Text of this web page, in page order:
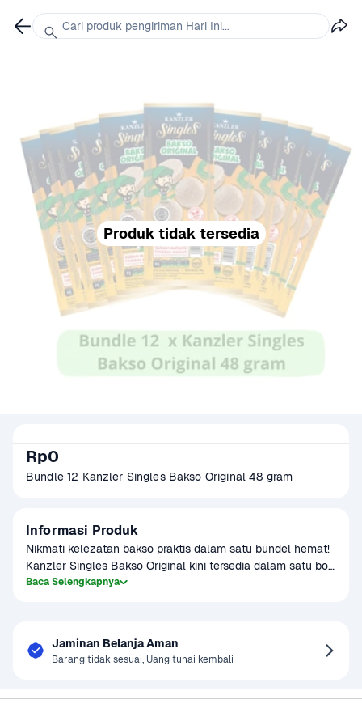
Produk tidak tersedia
Rp0
Bundle 12 Kanzler Singles Bakso Original 48 gram
Informasi Produk
Nikmati kelezatan bakso praktis dalam satu bundel hemat!
Kanzler Singles Bakso Original kini tersedia dalam satu box
berisi 12 pack (masing-masing 48 gram). Terbuat dari
Kemasan praktis dan higienis memudahkan penyimpanan
serta penyajian kapan saja.
Baca Selengkapnya
Jaminan Belanja Aman
Barang tidak sesuai, Uang tunai kembali
Cari produk pengiriman Hari Ini...